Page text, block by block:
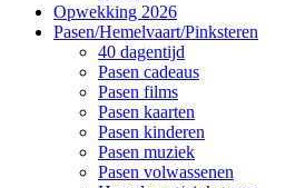
Opwekking 2026
Pasen/Hemelvaart/Pinksteren
40 dagentijd
Pasen cadeaus
Pasen films
Pasen kaarten
Pasen kinderen
Pasen muziek
Pasen volwassenen